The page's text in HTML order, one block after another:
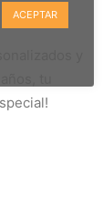
y
ACEPTAR